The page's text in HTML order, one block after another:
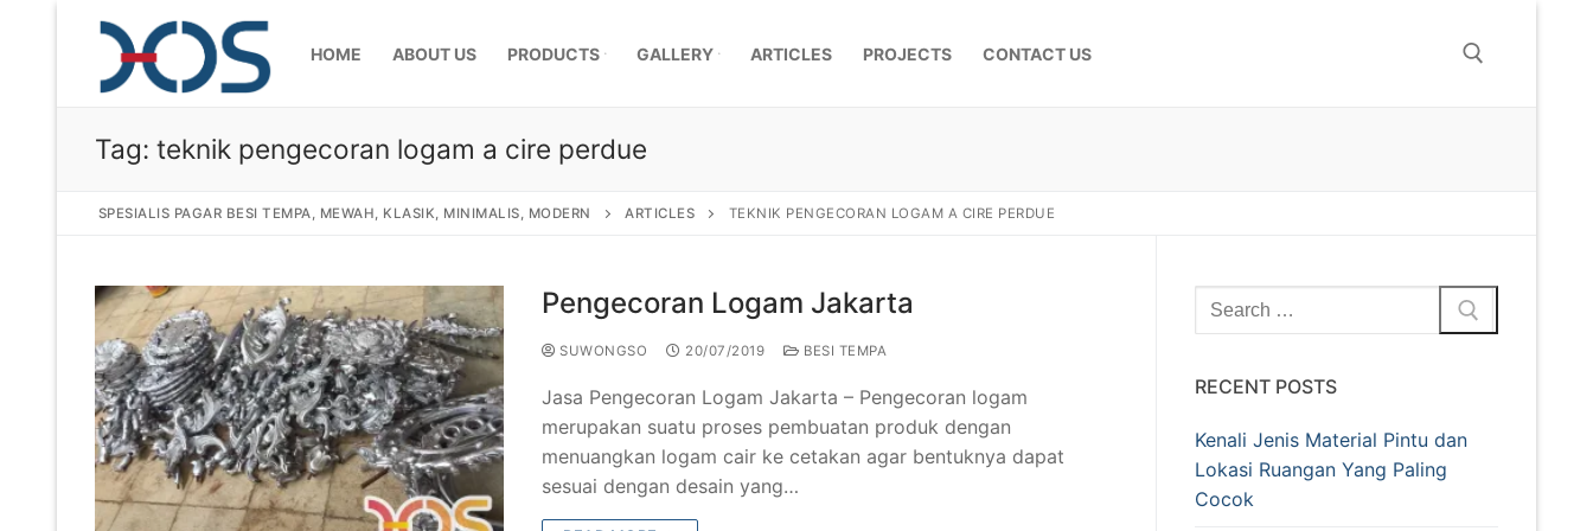
HOME ABOUT US PRODUCTS GALLERY ARTICLES PROJECTS CONTACT US
Home
About Us
Products
Pagar Besi Tempa Klasik
Railing Tangga Besi Tempa
Gallery
Gallery Gambar Pagar Besi Tempa Mewah
Articles
Tag: teknik pengecoran logam a cire perdue
SPESIALIS PAGAR BESI TEMPA, MEWAH, KLASIK, MINIMALIS, MODERN ARTICLES TEKNIK PENGECORAN LOGAM A CIRE PERDUE
Pengecoran Logam Jakarta
SUWONGSO 20/07/2019 BESI TEMPA
​Jasa Pengecoran Logam Jakarta – ​Pengecoran logam
merupakan suatu proses pembuatan produk dengan
menuangkan logam cair ke cetakan agar bentuknya dapat
sesuai dengan desain yang…
RECENT POSTS
Kenali Jenis Material Pintu dan
Lokasi Ruangan Yang Paling
Cocok